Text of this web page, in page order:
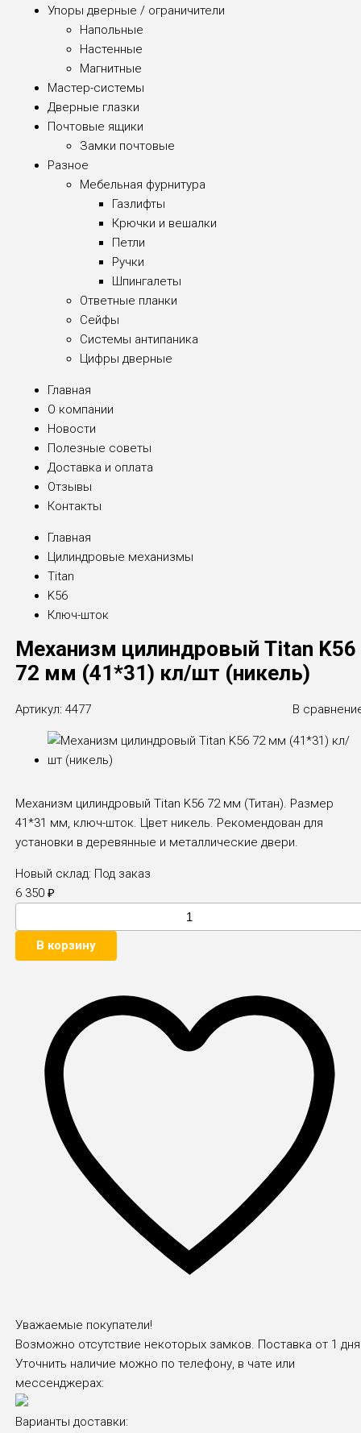
Упоры дверные / ограничители
Напольные
Настенные
Магнитные
Мастер-системы
Дверные глазки
Почтовые ящики
Замки почтовые
Разное
Мебельная фурнитура
Газлифты
Крючки и вешалки
Петли
Ручки
Шпингалеты
Ответные планки
Сейфы
Системы антипаника
Цифры дверные
Главная
О компании
Новости
Полезные советы
Доставка и оплата
Отзывы
Контакты
Главная
Цилиндровые механизмы
Titan
K56
Ключ-шток
Механизм цилиндровый Titan K56
72 мм (41*31) кл/шт (никель)
Артикул:4477 В
Механизм цилиндровый Titan K56 72 мм (Титан). Размер
41*31 мм, ключ-шток. Цвет никель. Рекомендован для
установки в деревянные и металлические двери.
Новый склад: Под заказ
6 350₽
В корзину
Уважаемые покупатели!
Возможно отсутствие некоторых замков. Поставка от 1
Уточнить наличие можно по телефону, в чате или
мессенджерах:
Варианты доставки: